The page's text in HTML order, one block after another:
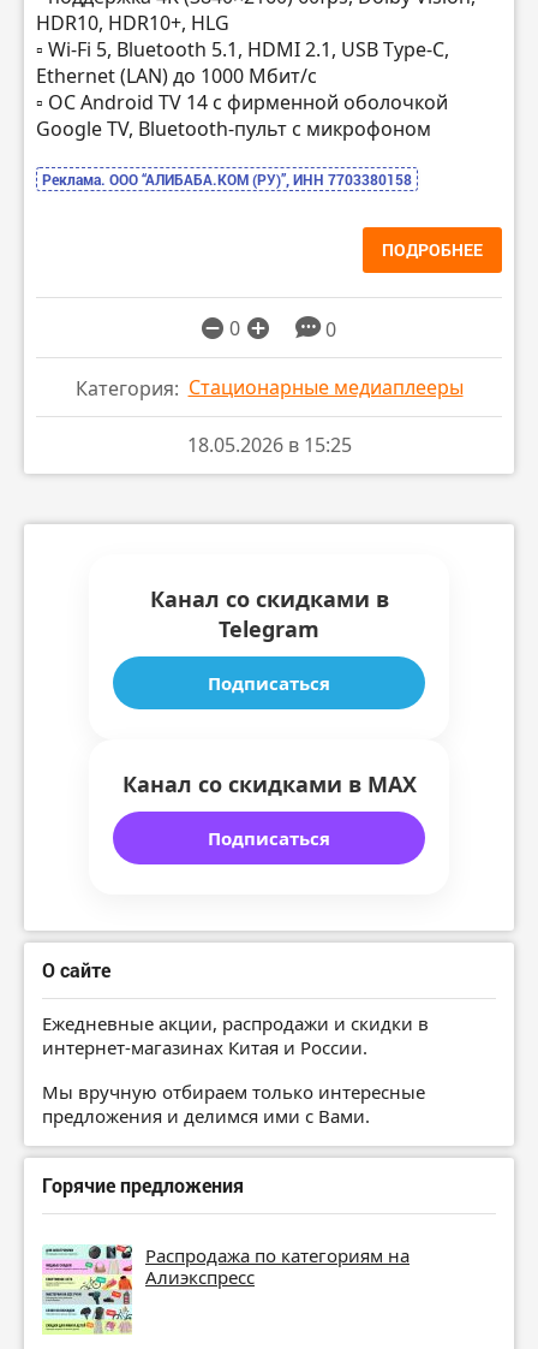
HDR10, HDR10+, HLG
▫️ Wi-Fi 5, Bluetooth 5.1, HDMI 2.1, USB Type-C,
Ethernet (LAN) до 1000 Мбит/с
▫️ ОС Android TV 14 с фирменной оболочкой
Google TV, Bluetooth-пульт с микрофоном
Реклама. ООО “АЛИБАБА.КОМ (РУ)”, ИНН 7703380158
ПОДРОБНЕЕ
0 0
Категория: Стационарные медиаплееры
18.05.2026 в 15:25
Канал со скидками в
Telegram
Подписаться
Канал со скидками в MAX
Подписаться
О сайте
Ежедневные акции, распродажи и скидки в
интернет-магазинах Китая и России.
Мы вручную отбираем только интересные
предложения и делимся ими с Вами.
Горячие предложения
Распродажа по категориям на
Алиэкспресс